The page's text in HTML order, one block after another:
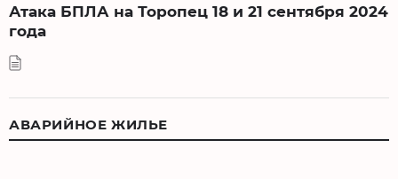
Атака БПЛА на Торопец 18 и 21 сентября 2024
года
АВАРИЙНОЕ ЖИЛЬЕ